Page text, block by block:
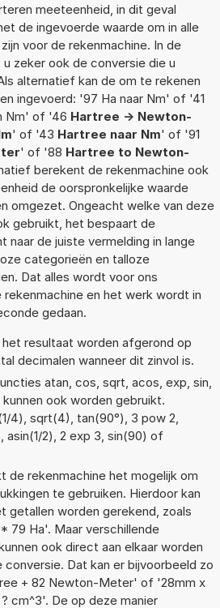
meeteenheid, in dit geval
de ingevoerde waarde om in alle
voor de rekenmachine. In de
zeker ook de conversie die u
alternatief kan de om te rekenen
ingevoerd: '97 Ha naar Nm' of '41
Nm' of '46 Hartree -> Newton-
' of '43 Hartree naar Nm' of '91
' of '88 Hartree to Newton-
berekent de rekenmachine ook
de oorspronkelijke waarde
omgezet. Ongeacht welke van deze
gebruikt, het bespaart de
naar de juiste vermelding in lange
categorieën en talloze
Dat alles wordt voor ons
en het werk wordt in
gedaan.
het resultaat worden afgerond op
decimalen wanneer dit zinvol is.
atan, cos, sqrt, acos, exp, sin,
ook worden gebruikt.
4), sqrt(4), tan(90°), 3 pow 2,
asin(1/2), 2 exp 3, sin(90) of
de rekenmachine het mogelijk om
te gebruiken. Hierdoor kan
getallen worden gerekend, zoals
79 Ha'. Maar verschillende
ook direct aan elkaar worden
conversie. Dat kan er bijvoorbeeld zo
+ 82 Newton-Meter' of '28mm x
cm^3'. De op deze manier